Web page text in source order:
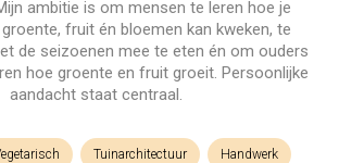
ambitie is om mensen te leren hoe je
fruit én bloemen kan kweken, te
de seizoenen mee te eten én om ouders
hoe groente en fruit groeit. Persoonlijke
aandacht staat centraal.
Tuinarchitectuur Handwerk